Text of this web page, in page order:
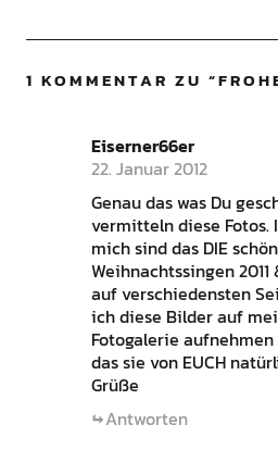
1 KOMMENTAR ZU “
Eiserner66er
22. Januar 2012
Genau das was Du
vermitteln diese Fotos.
mich sind das DIE
Weihnachtssingen 2011
auf verschiedensten
ich diese Bilder auf
Fotogalerie
das sie von EUCH
Grüße
Antworten